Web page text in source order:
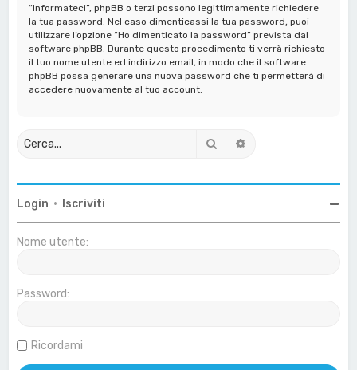
“Informateci”, phpBB o terzi possono legittimamente richiedere
la tua password. Nel caso dimenticassi la tua password, puoi
utilizzare l’opzione “Ho dimenticato la password” prevista dal
software phpBB. Durante questo procedimento ti verrà richiesto
il tuo nome utente ed indirizzo email, in modo che il software
phpBB possa generare una nuova password che ti permetterà di
accedere nuovamente al tuo account.
Cerca
Login • Iscriviti
Nome utente:
Password:
Ricordami